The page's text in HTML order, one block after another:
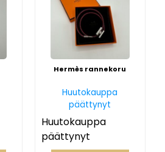
Hermès rannekoru
Huutokauppa
päättynyt
Huutokauppa
päättynyt